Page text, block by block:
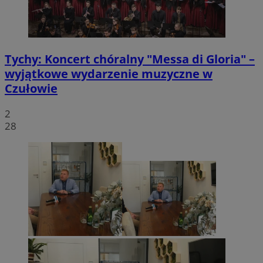
Tychy: Koncert chóralny "Messa di Gloria" –
wyjątkowe wydarzenie muzyczne w
Czułowie
2
28
YouTube
.youtube.com
CookieScriptConsent
CookieScript
mojetychy.pl
4 tygodnie 2